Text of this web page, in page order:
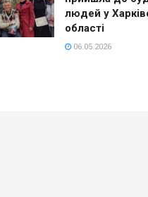
людей у
області
06.05.2026